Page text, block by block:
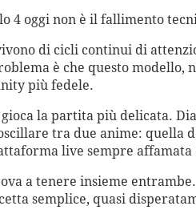
4 oggi non è il fallimento
di cicli continui di
è che questo modello,
più fedele.
la partita più delicata.
tra due anime: quella
live sempre affamata
a tenere insieme
semplice, quasi